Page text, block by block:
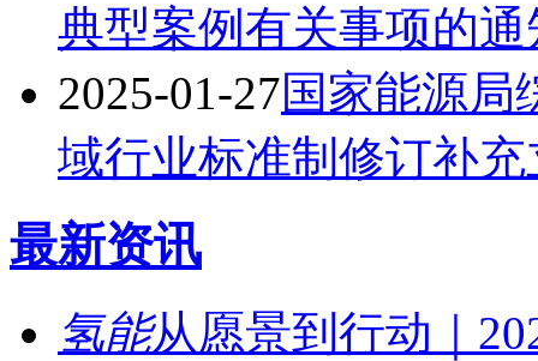
典型案例有关事项的通
2025-01-27国家能源局
域行业标准制修订补
最新资讯
氢能从愿景到行动｜